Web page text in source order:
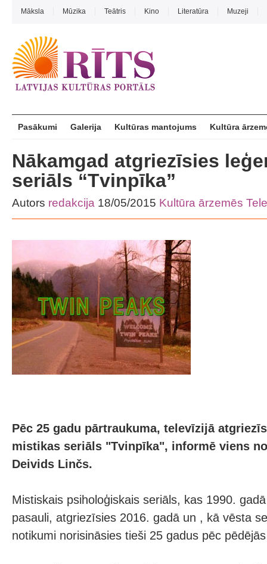
Māksla Mūzika Teātris Kino Literatūra Muzeji
Pasākumi Galerija Kultūras mantojums Kultūra
Nākamgad atgriezīsies
seriāls “Tvinpīka”
Autors redakcija 18/05/2015 Kultūra ārzemēs
Pēc 25 gadu pārtraukuma, televīzijā
mistikas seriāls "Tvinpīka", informē viens
Deivids Linčs.
Mistiskais psiholoģiskais seriāls, kas 1990.
pasauli, atgriezīsies 2016. gadā un , kā vēsta
notikumi norisināsies tieši 25 gadus pēc